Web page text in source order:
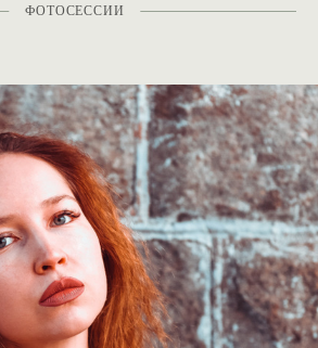
ФОТОСЕССИИ